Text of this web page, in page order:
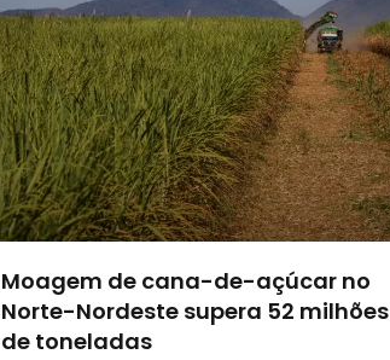
Moagem de cana-de-açúcar no
Norte-Nordeste supera 52 milhões
de toneladas